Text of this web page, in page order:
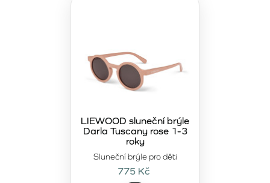
Sluneční brýle pro děti
LIEWOOD sluneční brýle
Darla Tuscany rose 1-3
roky
775 Kč